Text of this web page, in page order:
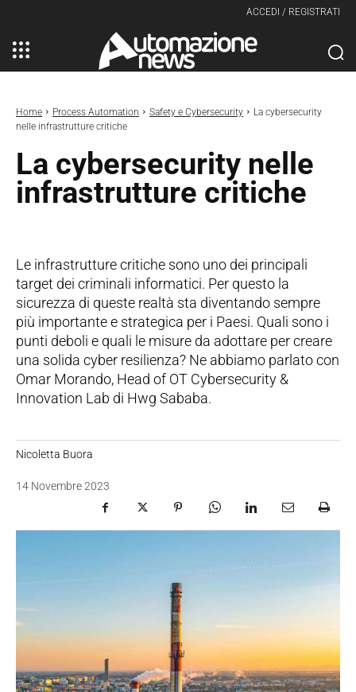
ACCEDI / REGISTRATI
Home Process Automation Safety e Cybersecurity
La cybersecurity
nelle infrastrutture critiche
La cybersecurity nelle
infrastrutture critiche
Le infrastrutture critiche sono uno dei principali
target dei criminali informatici. Per questo la
sicurezza di queste realtà sta diventando sempre
più importante e strategica per i Paesi. Quali sono i
punti deboli e quali le misure da adottare per creare
una solida cyber resilienza? Ne abbiamo parlato con
Omar Morando, Head of OT Cybersecurity &
Innovation Lab di Hwg Sababa.
Nicoletta Buora
14 Novembre 2023